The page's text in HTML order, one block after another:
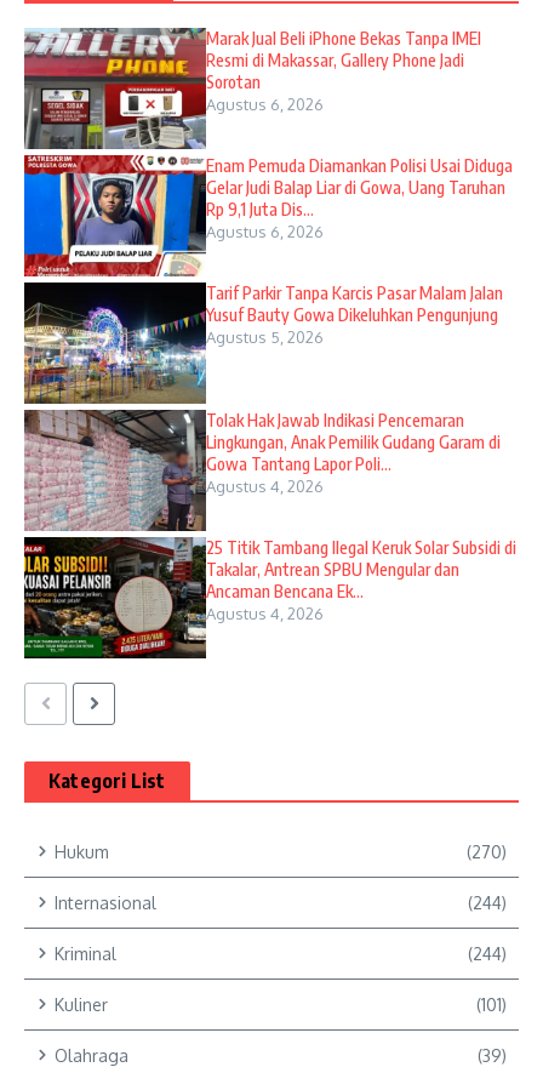
​Marak Jual Beli iPhone Bekas Tanpa IMEI
Resmi di Makassar, Gallery Phone Jadi
Sorotan
Agustus 6, 2026
Enam Pemuda Diamankan Polisi Usai Diduga
Gelar Judi Balap Liar di Gowa, Uang Taruhan
Rp 9,1 Juta Dis...
Agustus 6, 2026
Tarif Parkir Tanpa Karcis Pasar Malam Jalan
Yusuf Bauty Gowa Dikeluhkan Pengunjung
Agustus 5, 2026
Tolak Hak Jawab Indikasi Pencemaran
Lingkungan, Anak Pemilik Gudang Garam di
Gowa Tantang Lapor Poli...
Agustus 4, 2026
25 Titik Tambang Ilegal Keruk Solar Subsidi di
Takalar, Antrean SPBU Mengular dan
Ancaman Bencana Ek...
Agustus 4, 2026
Kategori List
Hukum (270)
Internasional (244)
Kriminal (244)
Kuliner (101)
Olahraga (39)